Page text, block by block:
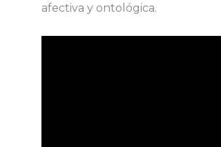
afectiva y ontológica.